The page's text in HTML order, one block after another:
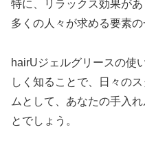
特に、リラックス効果が
多くの人々が求める要素の
hairUジェルグリースの使
しく知ることで、日々の
ムとして、あなたの手入
とでしょう。